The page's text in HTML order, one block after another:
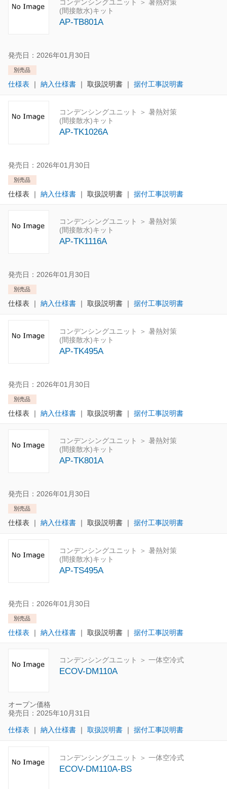
コンデンシングユニット ＞ 暑熱対策
(間接散水)キット
AP-TB801A
発売日：2026年01月30日
別売品
仕様表 ｜ 納入仕様書 ｜ 取扱説明書｜ 据付工事説明書
コンデンシングユニット ＞ 暑熱対策
(間接散水)キット
AP-TK1026A
発売日：2026年01月30日
別売品
仕様表 ｜ 納入仕様書 ｜ 取扱説明書｜ 据付工事説明書
コンデンシングユニット ＞ 暑熱対策
(間接散水)キット
AP-TK1116A
発売日：2026年01月30日
別売品
仕様表 ｜ 納入仕様書 ｜ 取扱説明書｜ 据付工事説明書
コンデンシングユニット ＞ 暑熱対策
(間接散水)キット
AP-TK495A
発売日：2026年01月30日
別売品
仕様表 ｜ 納入仕様書 ｜ 取扱説明書｜ 据付工事説明書
コンデンシングユニット ＞ 暑熱対策
(間接散水)キット
AP-TK801A
発売日：2026年01月30日
別売品
仕様表 ｜ 納入仕様書 ｜ 取扱説明書｜ 据付工事説明書
コンデンシングユニット ＞ 暑熱対策
(間接散水)キット
AP-TS495A
発売日：2026年01月30日
別売品
仕様表 ｜ 納入仕様書 ｜ 取扱説明書｜ 据付工事説明書
コンデンシングユニット ＞ 一体空冷式
ECOV-DM110A
オープン価格
発売日：2025年10月31日
仕様表 ｜ 納入仕様書 ｜ 取扱説明書 ｜ 据付工事説明書
コンデンシングユニット ＞ 一体空冷式
ECOV-DM110A-BS